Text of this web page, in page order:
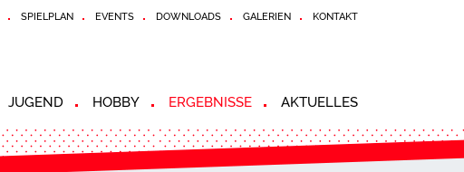
SPIELPLAN EVENTS DOWNLOADS GALERIEN KONTAKT
JUGEND HOBBY ERGEBNISSE AKTUELLES